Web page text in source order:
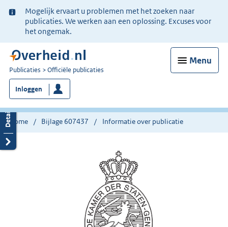
Ter
informatie:
Mogelijk ervaart u problemen met het zoeken naar
publicaties. We werken aan een oplossing. Excuses voor
het ongemak.
Menu
U
bent
nu
hier:
Publicaties Officiële publicaties
Inloggen
Home Bijlage 607437 Informatie over publicatie